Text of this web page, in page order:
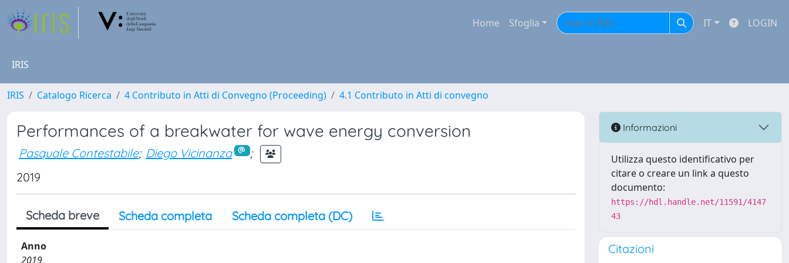
Home Sfoglia IT LOGIN
IRIS
IRIS Catalogo Ricerca 4 Contributo in Atti di Convegno (Proceeding) 4.1 Contributo in Atti di convegno
Performances of a breakwater for wave energy conversion
Pasquale Contestabile; Diego Vicinanza
;
2019
Scheda breve Scheda completa Scheda completa (DC)
Anno
2019
Informazioni
Utilizza questo identificativo per
citare o creare un link a questo
documento:
https://hdl.handle.net/11591/4147
43
Citazioni